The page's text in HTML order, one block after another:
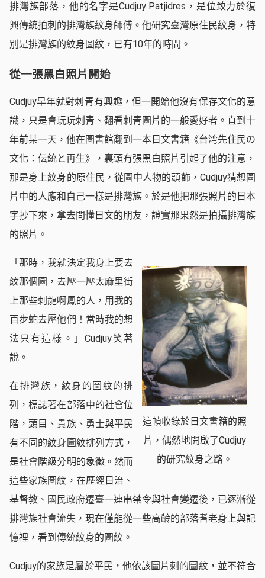
排灣族部落，他的名字是Cudjuy Patjidres，是位致力於復
興傳統拍刺的排灣族紋身師傅。他研究臺灣原住民紋身，特
別是排灣族的紋身圖紋，已有10年的時間。
從一張黑白照片開始
Cudjuy早年就對刺青有興趣，但一開始他沒有保存文化的意
識，只是會玩玩刺青、翻看刺青圖片的一般愛好者。直到十
年前某一天，他在圖書館翻到一本日文書籍《台湾先住民の
文化：伝統と再生》，裏頭有張黑白照片引起了他的注意，
那是身上紋身的原住民，從圖中人物的頭飾，Cudjuy猜想圖
片中的人應和自己一樣是排灣族。於是他把那張照片的日本
字抄下來，拿去問懂日文的朋友，證實那果然是拍攝排灣族
的照片。
這幀收錄於日文書籍的照
片，偶然地開啟了Cudjuy
的研究紋身之路。
「那時，我就決定我身上要去
紋那個圖，去壓一壓太麻里街
上那些刺龍啊鳳的人，用我的
百步蛇去壓他們！當時我的想
法只有這樣。」Cudjuy笑著
說。
在排灣族，紋身的圖紋的排
列，標誌著在部落中的社會位
階，頭目、貴族、勇士與平民
有不同的紋身圖紋排列方式，
是社會階級分明的象徵。然而
這些家族圖紋，在歷經日治、
基督教、國民政府遷臺一連串禁令與社會變遷後，已逐漸從
排灣族社會流失，現在僅能從一些高齡的部落耆老身上與記
憶裡，看到傳統紋身的圖紋。
Cudjuy的家族是屬於平民，他依該圖片刺的圖紋，並不符合